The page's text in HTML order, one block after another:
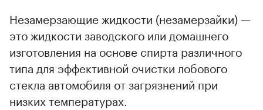
00:00 / 00:00
Незамерзающие жидкости (незамерзайки) —
это жидкости заводского или домашнего
изготовления на основе спирта различного
типа для эффективной очистки лобового
стекла автомобиля от загрязнений при
низких температурах.